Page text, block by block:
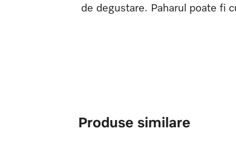
de degustare. Paharul poate fi
Produse similare